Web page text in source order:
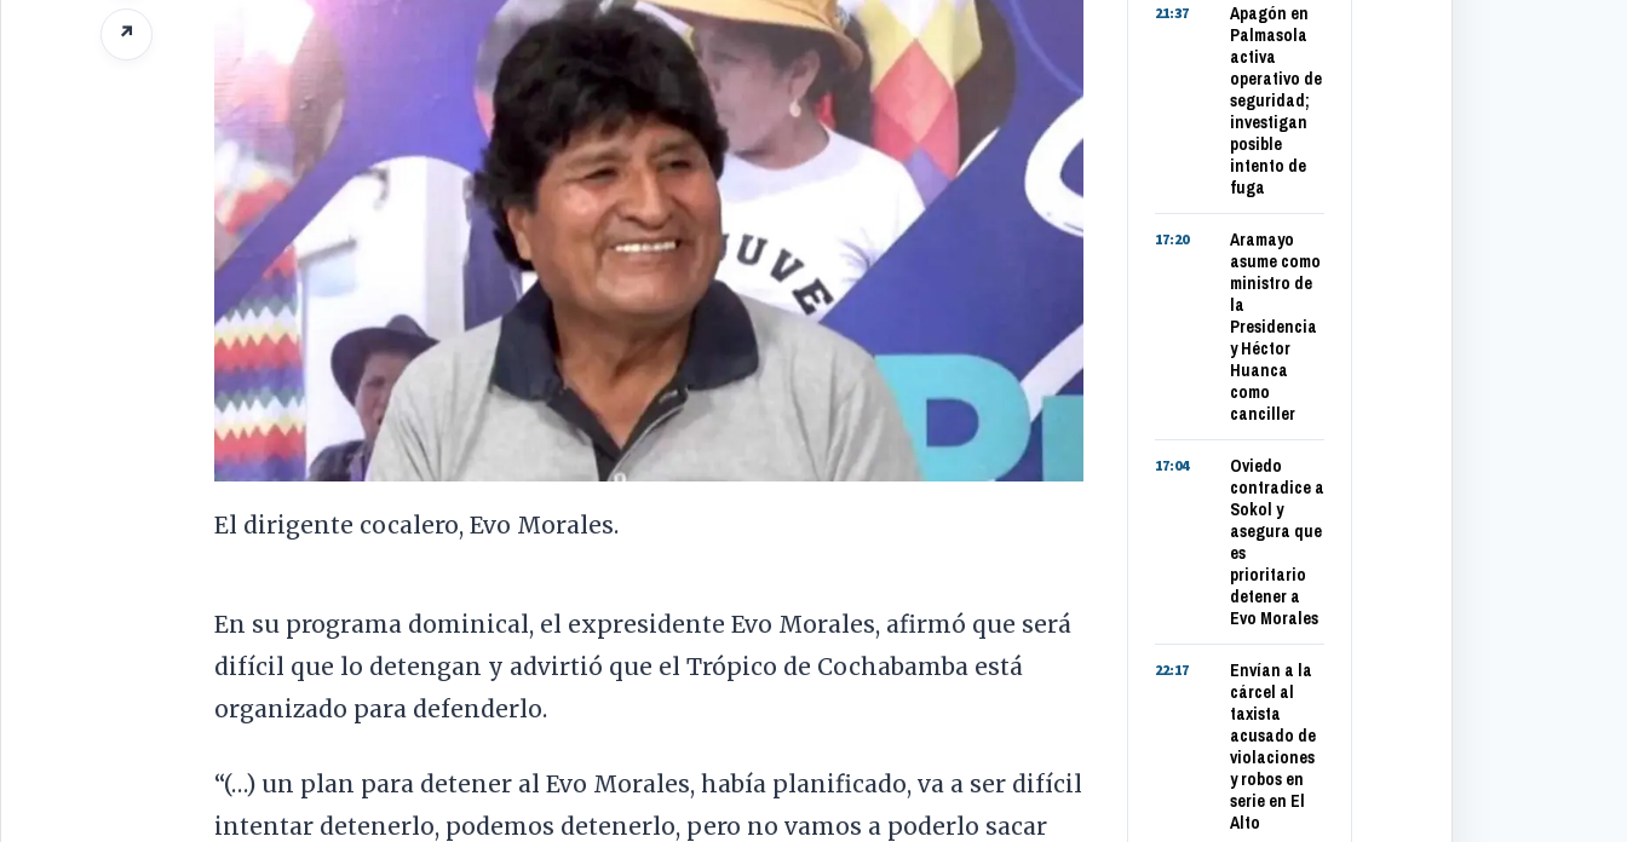
↗
El dirigente cocalero, Evo Morales.
En su programa dominical, el expresidente Evo Morales, afirmó que será
difícil que lo detengan y advirtió que el Trópico de Cochabamba está
organizado para defenderlo.
“(…) un plan para detener al Evo Morales, había planificado, va a ser difícil
intentar detenerlo, podemos detenerlo, pero no vamos a poderlo sacar
21:37
Apagón en
Palmasola
activa
operativo de
seguridad;
investigan
posible
intento de
fuga
17:20
Aramayo
asume como
ministro de
la
Presidencia
y Héctor
Huanca
como
canciller
17:04
Oviedo
contradice a
Sokol y
asegura que
es
prioritario
detener a
Evo Morales
22:17
Envían a la
cárcel al
taxista
acusado de
violaciones
y robos en
serie en El
Alto